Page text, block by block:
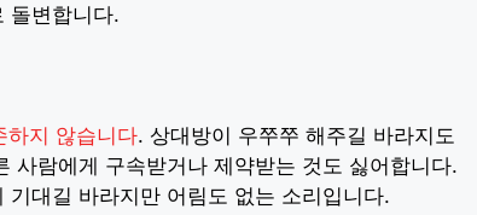
돌변합니다.
하지 않습니다. 상대방이 우쭈쭈 해주길 바라지도
사람에게 구속받거나 제약받는 것도 싫어합니다.
대길 바라지만 어림도 없는 소리입니다.